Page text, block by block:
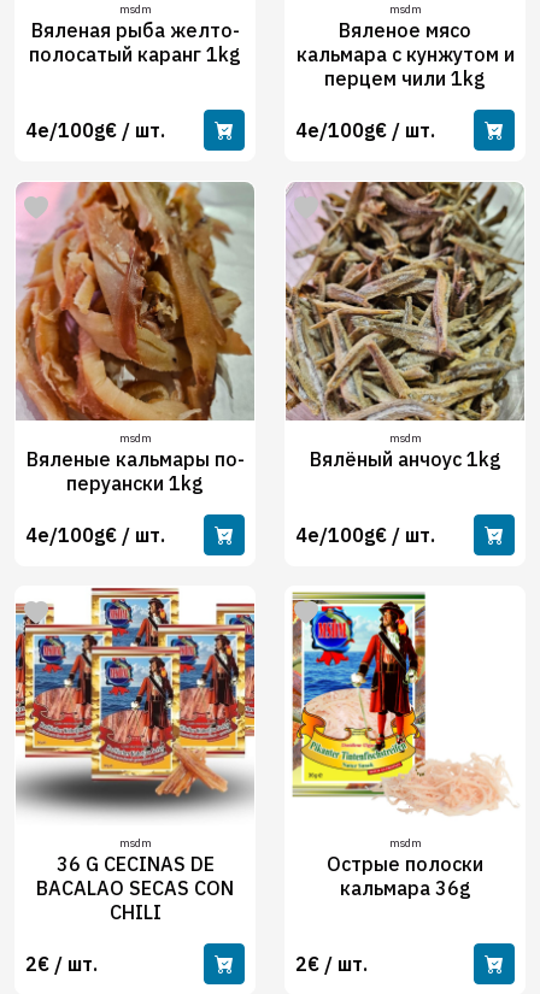
msdm
Вяленая рыба желто-
полосатый каранг 1kg
4e/100g€ / шт.
msdm
Вяленое мясо
кальмара с кунжутом и
перцем чили 1kg
4e/100g€ / шт.
msdm
Вяленые кальмары по-
перуански 1kg
4e/100g€ / шт.
msdm
Вялёный анчоус 1kg
4e/100g€ / шт.
msdm
36 G CECINAS DE
BACALAO SECAS CON
CHILI
2€ / шт.
msdm
Острые полоски
кальмара 36g
2€ / шт.